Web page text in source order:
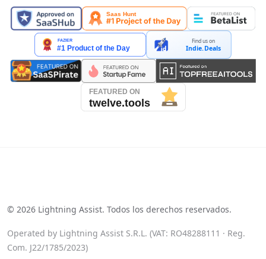
Find us on
Indie.Deals
© 2026 Lightning Assist. Todos los derechos reservados.
Operated by Lightning Assist S.R.L. (VAT: RO48288111 · Reg.
Com. J22/1785/2023)